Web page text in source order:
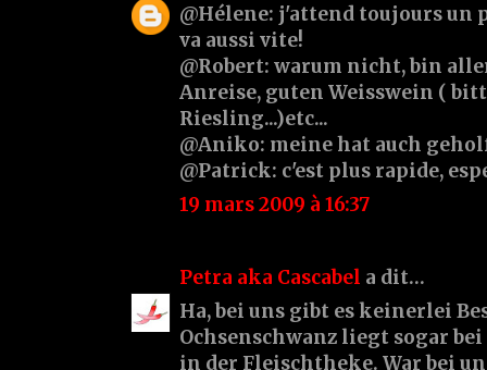
@Hélene: j'attend toujours un
va aussi vite!
@Robert: warum nicht, bin
Anreise, guten Weisswein (
Riesling...)etc...
@Aniko: meine hat auch
@Patrick: c'est plus rapide,
19 mars 2009 à 16:37
Petra aka Cascabel a dit…
Ha, bei uns gibt es keinerlei
Ochsenschwanz liegt sogar
in der Fleischtheke. War bei